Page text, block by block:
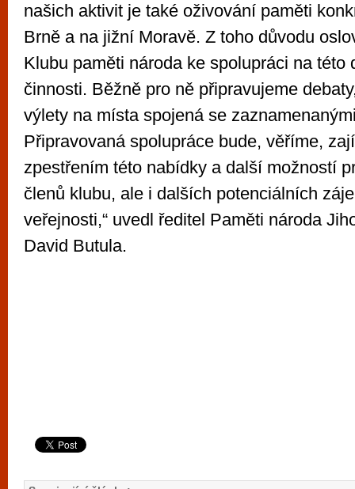
našich aktivit je také oživování paměti
Brně a na jižní Moravě. Z toho důvodu
Klubu paměti národa ke spolupráci na této
činnosti. Běžně pro ně připravujeme
výlety na místa spojená se
Připravovaná spolupráce bude, věříme,
zpestřením této nabídky a další možností
členů klubu, ale i dalších potenciálních
veřejnosti,“ uvedl ředitel Paměti národa
David Butula.